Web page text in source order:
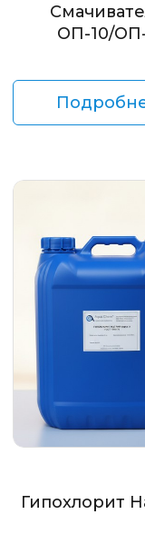
ОП-10/
Гипохлорит